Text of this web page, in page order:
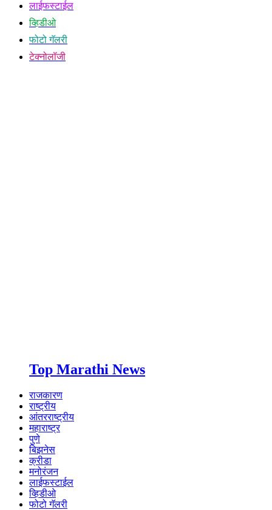
लाईफस्टाईल
व्हिडीओ
फोटो गॅलरी
टेक्नोलॉजी
Top Marathi News
राजकारण
राष्ट्रीय
आंतरराष्ट्रीय
महाराष्ट्र
पुणे
बिझनेस
क्रीडा
मनोरंजन
लाईफस्टाईल
व्हिडीओ
फोटो गॅलरी